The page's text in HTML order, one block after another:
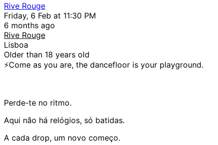
Rive Rouge
Friday, 6 Feb at 11:30 PM
6 months ago
Rive Rouge
Lisboa
Older than 18 years old
⚡️Come as you are, the dancefloor is your playground.
Perde-te no ritmo.
Aqui não há relógios, só batidas.
A cada drop, um novo começo.